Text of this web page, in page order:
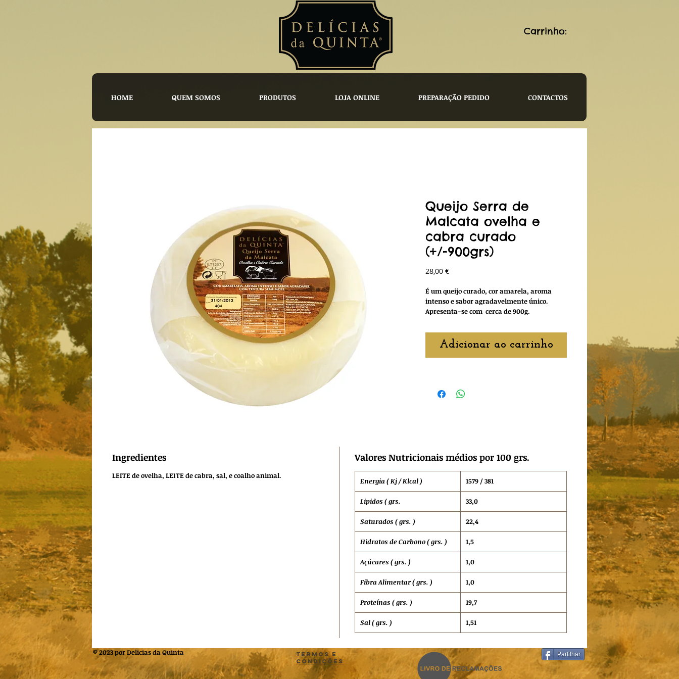
Carrinho:
HOME QUEM SOMOS PRODUTOS LOJA ONLINE PREPARAÇÃO PEDIDO CONTACTOS
Queijo Serra de
Malcata ovelha e
cabra curado
(+/-900grs)
28,00 €Preço
É um queijo curado, cor amarela, aroma
intenso e sabor agradavelmente único.
Apresenta-se com cerca de 900g.
Adicionar ao carrinho
Ingredientes
LEITEde ovelha, LEITEde cabra, sal, e coalho animal.
Valores Nutricionais médios por 100 grs.
Energia ( Kj / Klcal ) 1579 / 381
Lipidos ( grs. 33,0
Saturados ( grs. ) 22,4
Hidratos deCarbono ( grs. ) 1,5
Açúcares ( grs. ) 1,0
Fibra Alimentar ( grs. ) 1,0
Proteínas ( grs. ) 19,7
Sal ( grs. ) 1,51
© 2023 por Delicias da Quinta
Termos e
Condições
Partilhar